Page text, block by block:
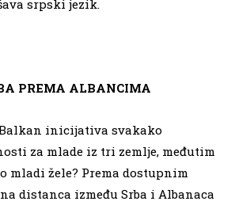
srpski jezik.
PREMA ALBANCIMA
inicijativa svakako
za mlade iz tri zemlje, međutim
mladi žele? Prema dostupnim
distanca između Srba i Albanaca